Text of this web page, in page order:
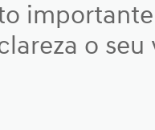
o seu